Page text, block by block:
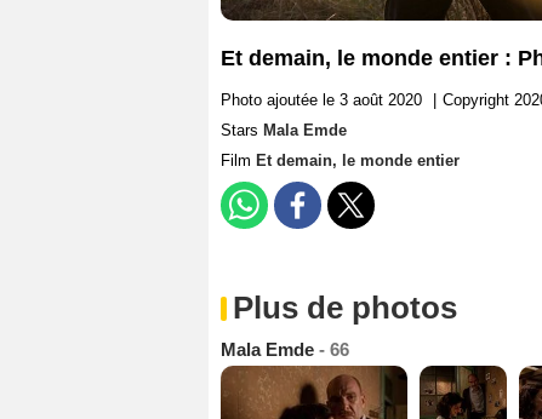
Et demain, le monde entier :
Photo ajoutée le 3 août 2020
Copyright
Stars Mala Emde
Film Et demain, le monde entier
Plus de photos
Mala Emde - 66